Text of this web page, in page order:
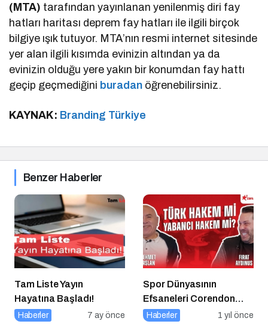
(MTA) tarafından yayınlanan yenilenmiş diri fay
hatları haritası deprem fay hatları ile ilgili birçok
bilgiye ışık tutuyor. MTA’nın resmi internet sitesinde
yer alan ilgili kısımda evinizin altından ya da
evinizin olduğu yere yakın bir konumdan fay hattı
geçip geçmediğini buradan öğrenebilirsiniz.
KAYNAK: Branding Türkiye
Benzer Haberler
Tam Liste Yayın
Hayatına Başladı!
Haberler 7 ay önce
Spor Dünyasının
Efsaneleri Corendon
Sport Talks’ta
Haberler 1 yıl önce